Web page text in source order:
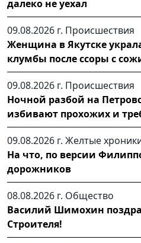
далеко не уехал
09.08.2026 г. Происшествия
Женщина в Якутске
клумбы после ссоры с
09.08.2026 г. Происшествия
Ночной разбой на
избивают прохожих и
09.08.2026 г. Желтые
На что, по версии
дорожников
08.08.2026 г. Общество
Василий Шимохин
Строителя!